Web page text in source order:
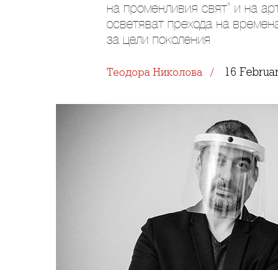
на променливия свят“ и на
осветяват прехода на
за цели поколения
Теодора Николова 16